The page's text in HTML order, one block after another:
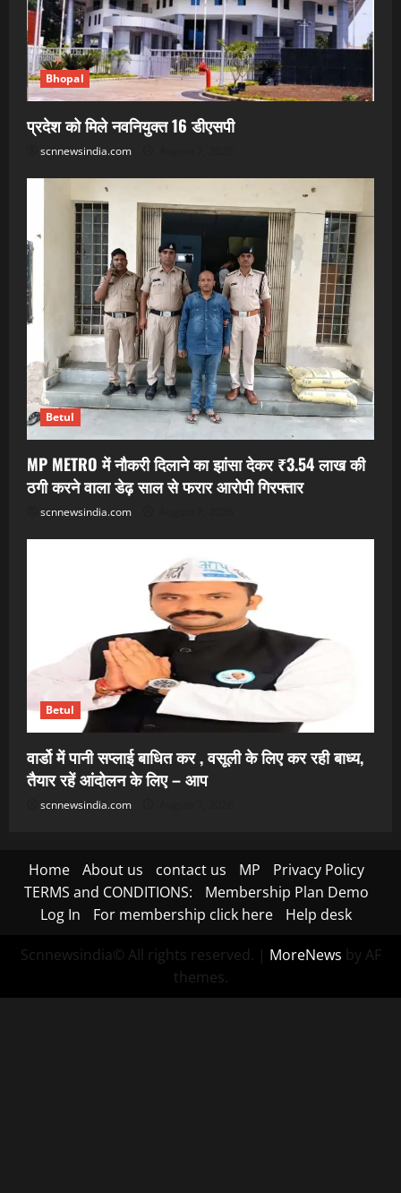
Bhopal
प्रदेश को मिले नवनियुक्त 16 डीएसपी
scnnewsindia.com
Betul
MP METRO में नौकरी दिलाने का झांसा देकर ₹3.54 लाख की
ठगी करने वाला डेढ़ साल से फरार आरोपी गिरफ्तार
scnnewsindia.com
Betul
वार्डो में पानी सप्लाई बाधित कर , वसूली के लिए कर रही बाध्य,
तैयार रहें आंदोलन के लिए – आप
scnnewsindia.com
Home About us contact us MP
Privacy Policy
TERMS and CONDITIONS:
Membership Plan Demo
Log In
For membership click here Help desk
Scnnewsindia© All rights reserved. | MoreNews by AF
themes.